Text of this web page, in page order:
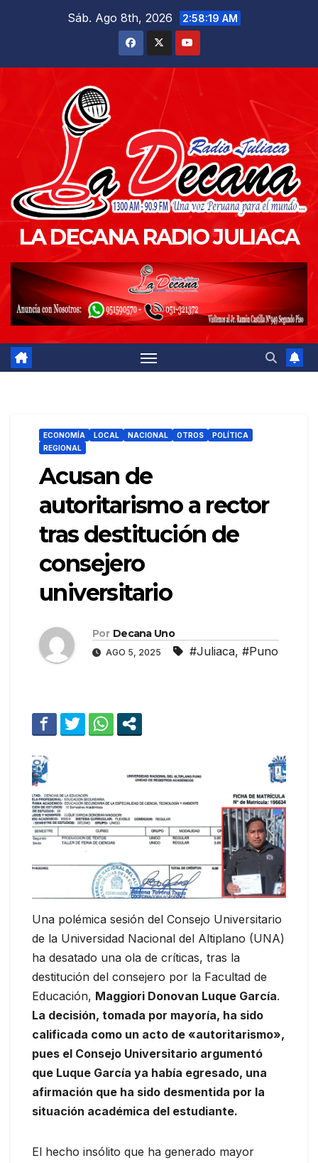
Sáb. Ago 8th, 2026 2:58:20 AM
LA DECANA RADIO JULIACA
ECONOMÍA LOCAL NACIONAL OTROS
POLÍTICA
REGIONAL
Acusan de
autoritarismo a rector
tras destitución de
consejero
universitario
Por Decana Uno
AGO 5, 2025 #Juliaca, #Puno
Una polémica sesión del Consejo Universitario
de la Universidad Nacional del Altiplano (UNA)
ha desatado una ola de críticas, tras la
destitución del consejero por la Facultad de
Educación, Maggiori Donovan Luque García.
La decisión, tomada por mayoría, ha sido
calificada como un acto de «autoritarismo»,
pues el Consejo Universitario argumentó
que Luque García ya había egresado, una
afirmación que ha sido desmentida por la
situación académica del estudiante.
El hecho insólito que ha generado mayor